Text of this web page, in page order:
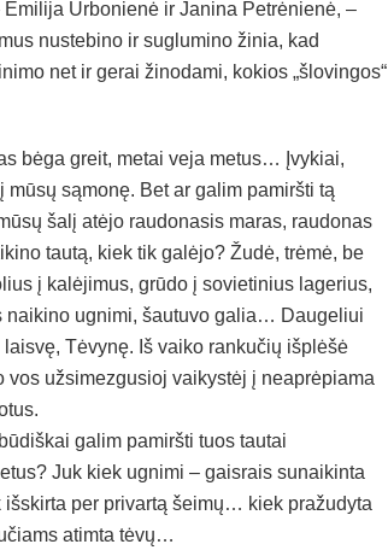
Urbonienė ir Janina Petrėnienė, –
nustebino ir suglumino žinia, kad
net ir gerai žinodami, kokios „šlovingos“
bėga greit, metai veja metus… Įvykiai,
mūsų sąmonę. Bet ar galim pamiršti tą
šalį atėjo raudonasis maras, raudonas
tautą, kiek tik galėjo? Žudė, trėmė, be
į kalėjimus, grūdo į sovietinius lagerius,
naikino ugnimi, šautuvo galia… Daugeliui
laisvę, Tėvynę. Iš vaiko rankučių išplėšė
vos užsimezgusioj vaikystėj į neaprėpiama
galim pamiršti tuos tautai
Juk kiek ugnimi – gaisrais sunaikinta
per privartą šeimų… kiek pražudyta
atimta tėvų…